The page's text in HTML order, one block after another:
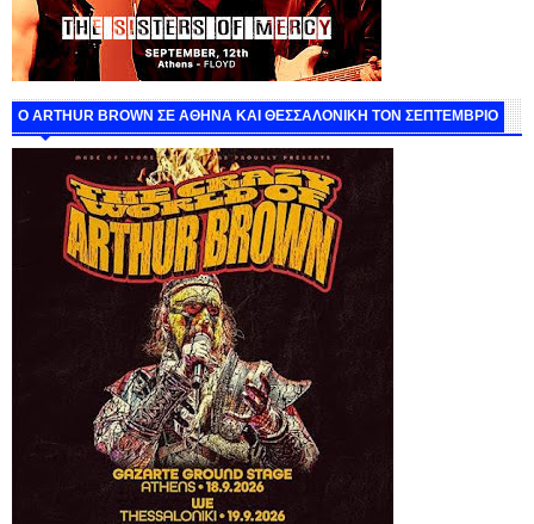
O ARTHUR BROWN ΣΕ ΑΘΗΝΑ ΚΑΙ ΘΕΣΣΑΛΟΝΙΚΗ ΤΟΝ ΣΕΠΤΕΜΒΡΙΟ